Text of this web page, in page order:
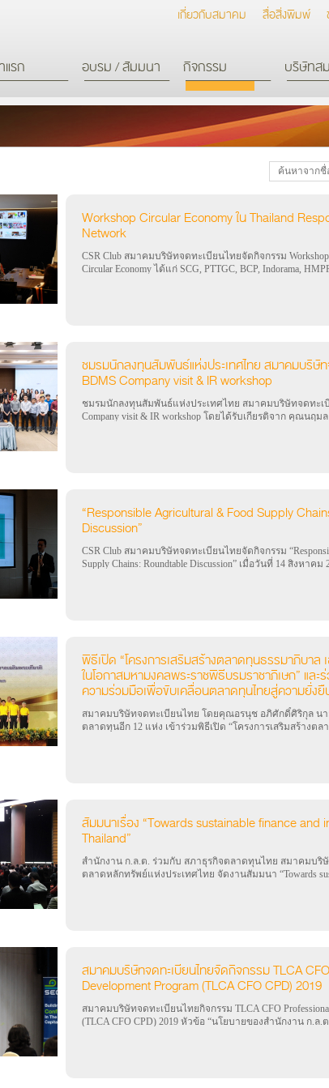
แรก อบรม / สัมมนา กิจกรรม บริษัทส
เกี่ยวกับสมาคม สื่อสิ่งพิมพ์
Workshop Circular Economy ใน Thailand
Network
CSR Club สมาคมบริษัทจดทะเบียนไทยจัดกิจกรรม Workshop
Circular Economy ได้แก่ SCG, PTTGC, BCP, Indorama,
Thailand Responsible Business Network เมื่อวันที่ 19 สิงหา
วัตถุประสงค์เพื่อให้ Circular Economy ริเริ่ม platform ของค
ชมรมนักลงทุนสัมพันธ์แห่งประเทศไทย สมาคมบริษั
BDMS Company visit & IR workshop
ชมรมนักลงทุนสัมพันธ์แห่งประเทศไทย สมาคมบริษัทจดทะเ
Company visit & IR workshop โดยได้รับเกียรติจาก คุณนฤม
CFO บมจ. กรุงเทพดุสิตเวชการ บรรยายในหัวข้อ “Beyond
MD&A reporting” เมื่อวันจันทร์ที่ 19 สิงหาคม ณ บมจ.กรุงเท
“Responsible Agricultural & Food Supply
Discussion”
CSR Club สมาคมบริษัทจดทะเบียนไทยจัดกิจกรรม
Supply Chains: Roundtable Discussion” เมื่อวันที่ 14 สิงหา
แห่งประเทศไทย โดยมีวัตถุประสงค์เพื่อแลกเปลี่ยนองค์ควา
พิธีเปิด “โครงการเสริมสร้างตลาดทุนธรรมาภิบาล
ในโอกาสมหามงคลพระราชพิธีบรมราชาภิเษก” แ
ความร่วมมือเพื่อขับเคลื่อนตลาดทุนไทยสู่ความยั่งยื
สมาคมบริษัทจดทะเบียนไทย โดยคุณอรนุช อภิศักดิ์ศิริกุล น
ตลาดทุนอีก 12 แห่ง เข้าร่วมพิธีเปิด “โครงการเสริมสร้างต
เฉลิมพระเกียรติ เนื่องในโอกาสมหามงคลพระราชพิธีบรมร
ปฏิญญาความร่วมมือเพื่อขับเคลื่อนตลาดทุนไทยสู่ความยั่ง
สัมมนาเรื่อง “Towards sustainable finance and
Thailand”
สำนักงาน ก.ล.ต. ร่วมกับ สภาธุรกิจตลาดทุนไทย สมาคมบริ
ตลาดหลักทรัพย์แห่งประเทศไทย จัดงานสัมมนา “Towards
investment in Thailand” เมื่อวันที่ 5 สิงหาคม 2562 ณ หอประ
ตลาดหลักทรัพย์แห่งประเทศไทย โดยมีวัตถุประสงค์เพื่อสร้า
สมาคมบริษัทจดทะเบียนไทยจัดกิจกรรม TLCA
Development Program (TLCA CFO CPD) 2019
สมาคมบริษัทจดทะเบียนไทยกิจกรรม TLCA CFO Professional
(TLCA CFO CPD) 2019 หัวข้อ “นโยบายของสำนักงาน ก.
และการสนับสนุนการทำงานของบริษัทจดทะเบียน” เมื่อวัน